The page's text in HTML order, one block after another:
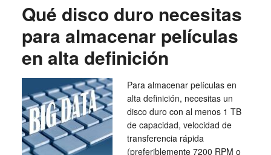
Qué disco duro necesitas
para almacenar películas
en alta definición
Para almacenar películas en
alta definición, necesitas un
disco duro con al menos 1 TB
de capacidad, velocidad de
transferencia rápida
(preferiblemente 7200 RPM o